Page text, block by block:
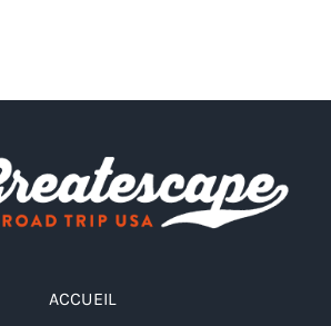
ACCUEIL